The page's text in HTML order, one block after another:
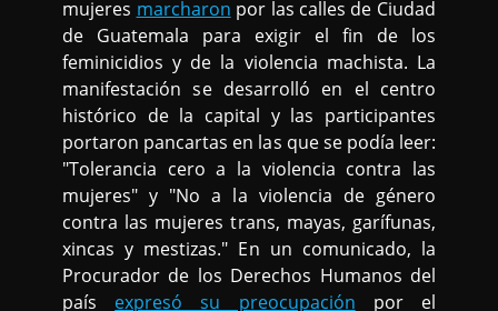
mujeres marcharon por las calles de Ciudad
de Guatemala para exigir el fin de los
feminicidios y de la violencia machista. La
manifestación se desarrolló en el centro
histórico de la capital y las participantes
portaron pancartas en las que se podía leer:
"Tolerancia cero a la violencia contra las
mujeres" y "No a la violencia de género
contra las mujeres trans, mayas, garífunas,
xincas y mestizas." En un comunicado, la
Procurador de los Derechos Humanos del
país expresó su preocupación por el